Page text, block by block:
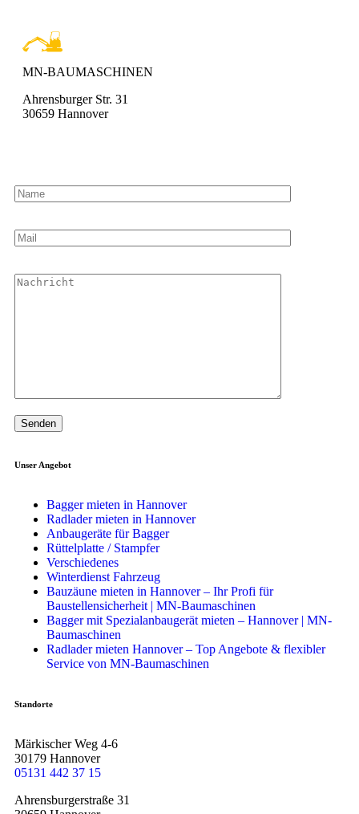
MN-BAUMASCHINEN
Ahrensburger Str. 31
30659 Hannover
Unser Angebot
Bagger mieten in Hannover
Radlader mieten in Hannover
Anbaugeräte für Bagger
Rüttelplatte / Stampfer
Verschiedenes
Winterdienst Fahrzeug
Bauzäune mieten in Hannover – Ihr Profi für
Baustellensicherheit | MN-Baumaschinen
Bagger mit Spezialanbaugerät mieten – Hannover | MN-
Baumaschinen
Radlader mieten Hannover – Top Angebote & flexibler
Service von MN-Baumaschinen
Standorte
Märkischer Weg 4-6
30179 Hannover
05131 442 37 15
Ahrensburgerstraße 31